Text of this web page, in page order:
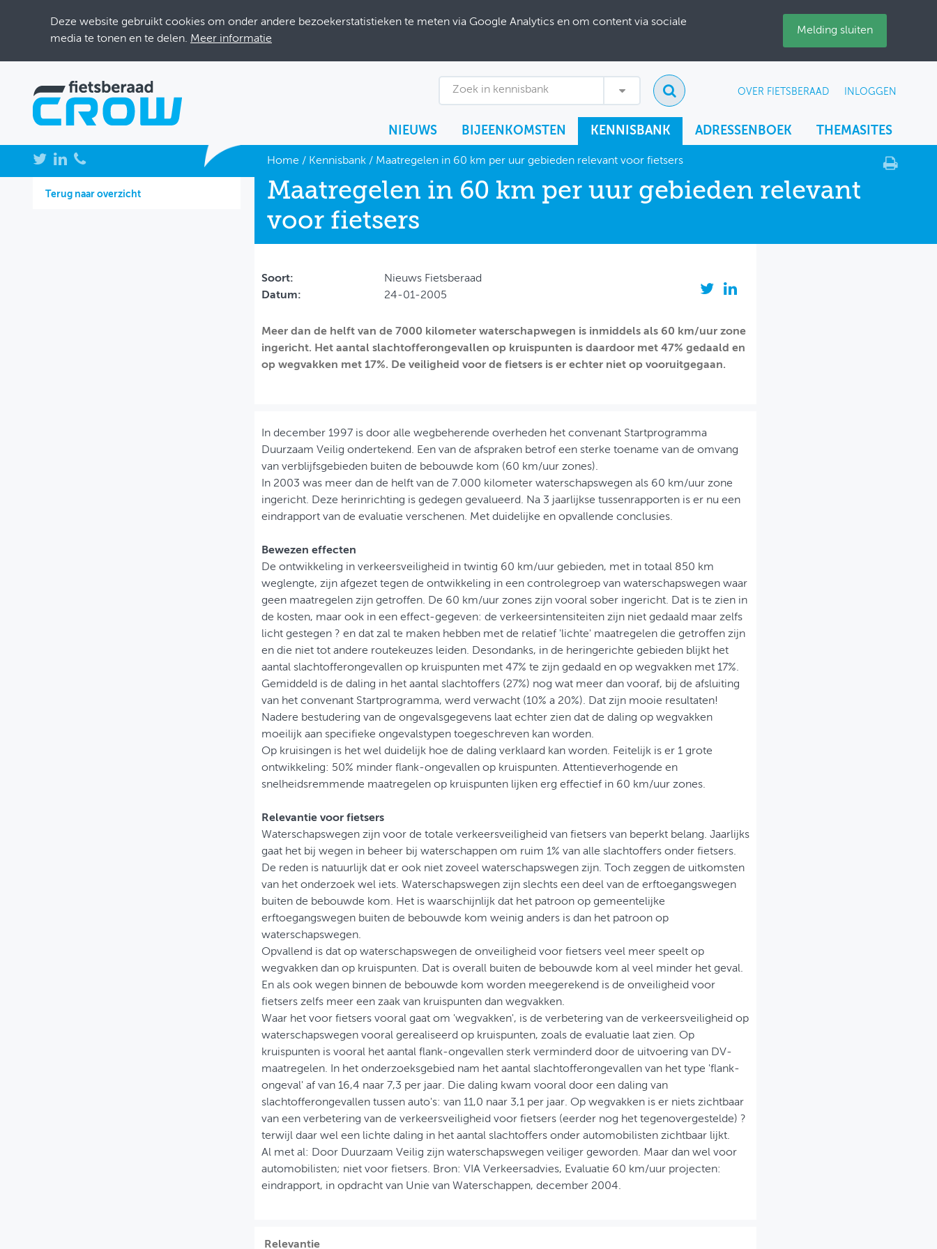
Deze website gebruikt cookies om onder andere bezoekerstatistieken te meten via Google Analytics en om content via sociale
media te tonen en te delen. Meer informatie
Melding sluiten
Zoek in kennisbank OVER FIETSBERAAD INLOGGEN
NIEUWS BIJEENKOMSTEN KENNISBANK ADRESSENBOEK THEMASITES
NIEUWS
BIJEENKOMSTEN
Home / Kennisbank/ Maatregelen in 60 km per uur gebieden relevant voor fietsers
Terug naar overzicht
Maatregelen in 60 km per uur gebieden relevant
voor fietsers
Soort:
Nieuws Fietsberaad
Datum:
24-01-2005
Meer dan de helft van de 7000 kilometer waterschapwegen is inmiddels als 60 km/uur zone
ingericht. Het aantal slachtofferongevallen op kruispunten is daardoor met 47% gedaald en
op wegvakken met 17%. De veiligheid voor de fietsers is er echter niet op vooruitgegaan.
In december 1997 is door alle wegbeherende overheden het convenant Startprogramma
Duurzaam Veilig ondertekend. Een van de afspraken betrof een sterke toename van de omvang
van verblijfsgebieden buiten de bebouwde kom (60 km/uur zones).
In 2003 was meer dan de helft van de 7.000 kilometer waterschapswegen als 60 km/uur zone
ingericht. Deze herinrichting is gedegen gevalueerd. Na 3 jaarlijkse tussenrapporten is er nu een
eindrapport van de evaluatie verschenen. Met duidelijke en opvallende conclusies.
Bewezen effecten
De ontwikkeling in verkeersveiligheid in twintig 60 km/uur gebieden, met in totaal 850 km
weglengte, zijn afgezet tegen de ontwikkeling in een controlegroep van waterschapswegen waar
geen maatregelen zijn getroffen. De 60 km/uur zones zijn vooral sober ingericht. Dat is te zien in
de kosten, maar ook in een effect-gegeven: de verkeersintensiteiten zijn niet gedaald maar zelfs
licht gestegen ? en dat zal te maken hebben met de relatief 'lichte' maatregelen die getroffen zijn
en die niet tot andere routekeuzes leiden. Desondanks, in de heringerichte gebieden blijkt het
aantal slachtofferongevallen op kruispunten met 47% te zijn gedaald en op wegvakken met 17%.
Gemiddeld is de daling in het aantal slachtoffers (27%) nog wat meer dan vooraf, bij de afsluiting
van het convenant Startprogramma, werd verwacht (10% a 20%). Dat zijn mooie resultaten!
Nadere bestudering van de ongevalsgegevens laat echter zien dat de daling op wegvakken
moeilijk aan specifieke ongevalstypen toegeschreven kan worden.
Op kruisingen is het wel duidelijk hoe de daling verklaard kan worden. Feitelijk is er 1 grote
ontwikkeling: 50% minder flank-ongevallen op kruispunten. Attentieverhogende en
snelheidsremmende maatregelen op kruispunten lijken erg effectief in 60 km/uur zones.
Relevantie voor fietsers
Waterschapswegen zijn voor de totale verkeersveiligheid van fietsers van beperkt belang. Jaarlijks
gaat het bij wegen in beheer bij waterschappen om ruim 1% van alle slachtoffers onder fietsers.
De reden is natuurlijk dat er ook niet zoveel waterschapswegen zijn. Toch zeggen de uitkomsten
van het onderzoek wel iets. Waterschapswegen zijn slechts een deel van de erftoegangswegen
buiten de bebouwde kom. Het is waarschijnlijk dat het patroon op gemeentelijke
erftoegangswegen buiten de bebouwde kom weinig anders is dan het patroon op
waterschapswegen.
Opvallend is dat op waterschapswegen de onveiligheid voor fietsers veel meer speelt op
wegvakken dan op kruispunten. Dat is overall buiten de bebouwde kom al veel minder het geval.
En als ook wegen binnen de bebouwde kom worden meegerekend is de onveiligheid voor
fietsers zelfs meer een zaak van kruispunten dan wegvakken.
Waar het voor fietsers vooral gaat om 'wegvakken', is de verbetering van de verkeersveiligheid op
waterschapswegen vooral gerealiseerd op kruispunten, zoals de evaluatie laat zien. Op
kruispunten is vooral het aantal flank-ongevallen sterk verminderd door de uitvoering van DV-
maatregelen. In het onderzoeksgebied nam het aantal slachtofferongevallen van het type 'flank-
ongeval' af van 16,4 naar 7,3 per jaar. Die daling kwam vooral door een daling van
slachtofferongevallen tussen auto's: van 11,0 naar 3,1 per jaar. Op wegvakken is er niets zichtbaar
van een verbetering van de verkeersveiligheid voor fietsers (eerder nog het tegenovergestelde) ?
terwijl daar wel een lichte daling in het aantal slachtoffers onder automobilisten zichtbaar lijkt.
Al met al: Door Duurzaam Veilig zijn waterschapswegen veiliger geworden. Maar dan wel voor
automobilisten; niet voor fietsers. Bron: VIA Verkeersadvies, Evaluatie 60 km/uur projecten:
eindrapport, in opdracht van Unie van Waterschappen, december 2004.
Relevantie